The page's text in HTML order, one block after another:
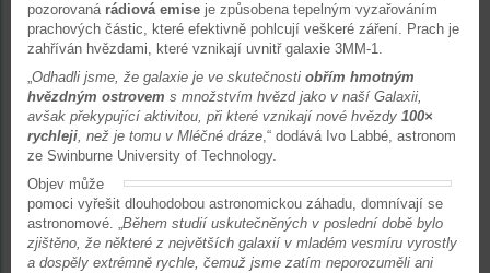
pozorovaná rádiová emise je způsobena tepelným vyzařováním
prachových částic, které efektivně pohlcují veškeré záření. Prach je
zahříván hvězdami, které vznikají uvnitř galaxie 3MM-1.
„Odhadli jsme, že galaxie je ve skutečnosti obřím hmotným
hvězdným ostrovem s množstvím hvězd jako v naší Galaxii,
avšak překypující aktivitou, při které vznikají nové hvězdy 100×
rychleji, než je tomu v Mléčné dráze,“ dodává Ivo Labbé, astronom
ze Swinburne University of Technology.
Objev může
pomoci vyřešit dlouhodobou astronomickou záhadu, domnívají se
astronomové. „Během studií uskutečněných v poslední době bylo
zjištěno, že některé z největších galaxií v mladém vesmíru vyrostly
a dospěly extrémně rychle, čemuž jsme zatím neporozuměli ani